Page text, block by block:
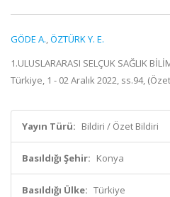
GÖDE A.,ÖZTÜRK Y. E.
1.ULUSLARARASI SELÇUK SAĞLIK
Türkiye, 1 - 02 Aralık 2022, ss.94,
Yayın Türü: Bildiri / Özet Bildiri
Basıldığı Şehir: Konya
Basıldığı Ülke: Türkiye